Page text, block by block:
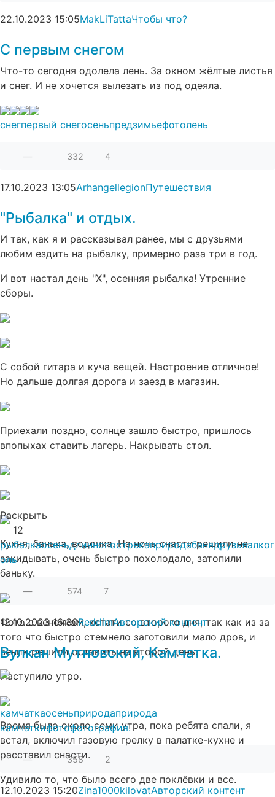
22.10.2023 15:05MakLiTattaЧтобы что?
С первым снегом
Что-то сегодня одолела лень. За окном жёлтые листья
и снег. И не хочется вылезать из под одеяла.
снегпервый снегосеньпредзимьефотолень
— 332 4
17.10.2023 13:05ArhangellegionПутешествия
"Рыбалка" и отдых.
И так, как я и рассказывал ранее, мы с друзьями
любим ездить на рыбалку, примерно раза три в год.
И вот настал день "Х", осенняя рыбалка! Утренние
сборы.
С собой гитара и куча вещей. Настроение отличное!
Но дальше долгая дорога и заезд в магазин.
Приехали поздно, солнце зашло быстро, пришлось
впопыхах ставить лагерь. Накрывать стол.
Кухня, банька, водочка. На ночь снасти решили не
закидывать, очень быстро похолодало, затопили
баньку.
Фото с венечком, кстати со второго дня, так как из за
того что быстро стемнело заготовили мало дров, и
веник решили оставить на второй день.
Наступило утро.
Время было около семи утра, пока ребята спали, я
встал, включил газовую грелку в палатке-кухне и
расставил снасти.
Удивило то, что было всего две поклёвки и все.
Раскрыть
12
рыбалкаосеньдлиннопострекаприродабанядрузьяалког
оль
— 574 7
12.10.2023 16:30ReddimАвторский контент
Вулкан Мутновский, Камчатка.
камчаткаосеньприродаприрода
камчаткифотофотография.
— 358 2
12.10.2023 15:20Zina1000kilovatАвторский контент